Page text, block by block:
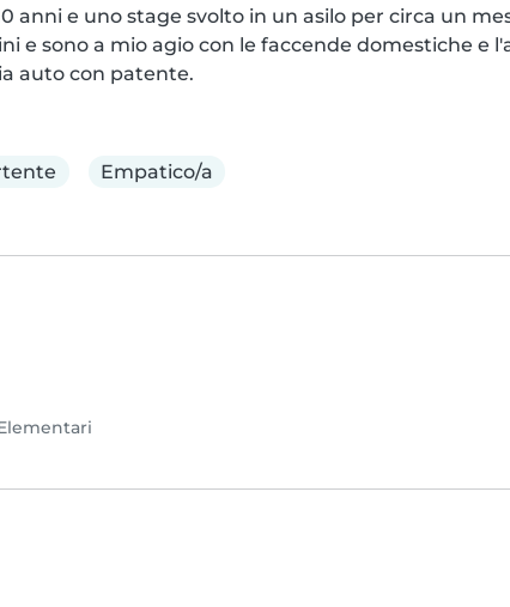
anni e uno stage svolto in un asilo per circa un
e sono a mio agio con le faccende domestiche e
auto con patente.
Empatico/a